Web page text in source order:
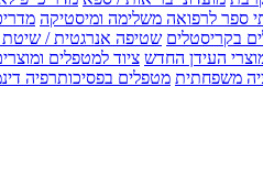
ספר לרפואה משלימה ומיסטיקה
בקריסטלים שטיפה אנרגטית / שיטת
העידן החדש ציוד למטפלים
משפחתית מטפלים בפסיכותרפיה